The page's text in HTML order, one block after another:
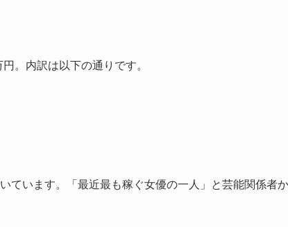
。内訳は以下の通りです。
ています。「最近最も稼ぐ女優の一人」と芸能関係者か